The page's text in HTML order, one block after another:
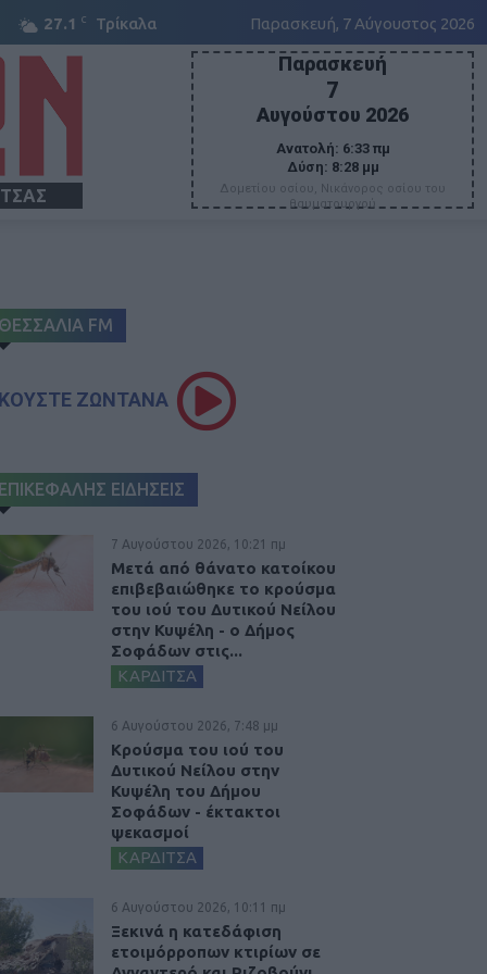
27.1 C Τρίκαλα Παρασκευή, 7 Αύγουστος 2026
Παρασκευή
7
Αυγούστου 2026
Ανατολή: 6:33 πμ
Δύση: 8:28 μμ
Δομετίου οσίου, Νικάνορος οσίου του
θαυματουργού
ΘΕΣΣΑΛΙΑ FM
ΖΩΝΤΑΝΑ
ΕΠΙΚΕΦΑΛΗΣ ΕΙΔΗΣΕΙΣ
7 Αυγούστου 2026, 10:21 πμ
Μετά από θάνατο κατοίκου
επιβεβαιώθηκε το κρούσμα
του ιού του Δυτικού Νείλου
στην Κυψέλη - ο Δήμος
Σοφάδων στις...
ΚΑΡΔΙΤΣΑ
6 Αυγούστου 2026, 7:48 μμ
Κρούσμα του ιού του
Δυτικού Νείλου στην
Κυψέλη του Δήμου
Σοφάδων - έκτακτοι
ψεκασμοί
ΚΑΡΔΙΤΣΑ
6 Αυγούστου 2026, 10:11 πμ
Ξεκινά η κατεδάφιση
ετοιμόρροπων κτιρίων σε